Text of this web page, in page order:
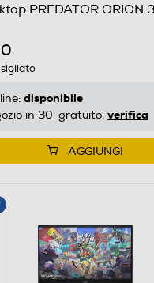
PREDATOR
disponibile
in 30' gratuito: verifica
AGGIUNGI